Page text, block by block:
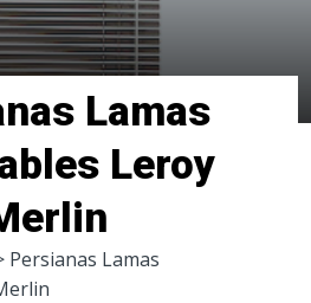
Lamas
Leroy
Persianas Lamas